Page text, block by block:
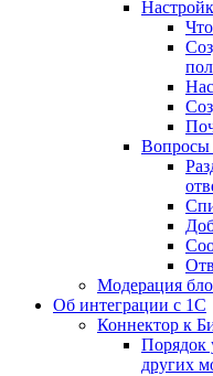
Вопросы
Модерация
Об интеграции с 1С
Коннектор к
Порядок
других